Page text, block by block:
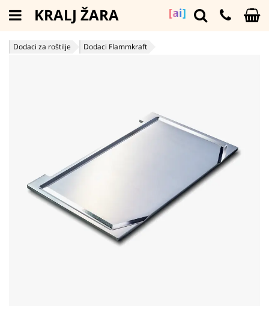
[ai]
KRALJ ŽARA
Dodaci za roštilje Dodaci Flammkraft